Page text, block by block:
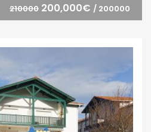
210000 200,000€ / 200000